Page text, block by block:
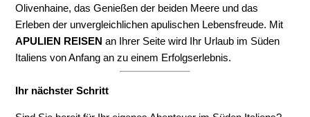
Olivenhaine, das Genießen der beiden Meere und das
Erleben der unvergleichlichen apulischen Lebensfreude. Mit
APULIEN REISEN an Ihrer Seite wird Ihr Urlaub im Süden
Italiens von Anfang an zu einem Erfolgserlebnis.
Ihr nächster Schritt